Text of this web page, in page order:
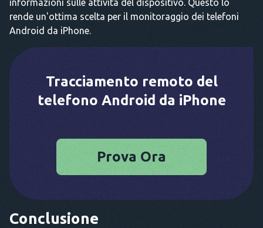
informazioni sulle attività del dispositivo. Questo lo
rende un'ottima scelta per il monitoraggio dei telefoni
Android da iPhone.
Tracciamento remoto del
telefono Android da iPhone
Prova Ora
Conclusione